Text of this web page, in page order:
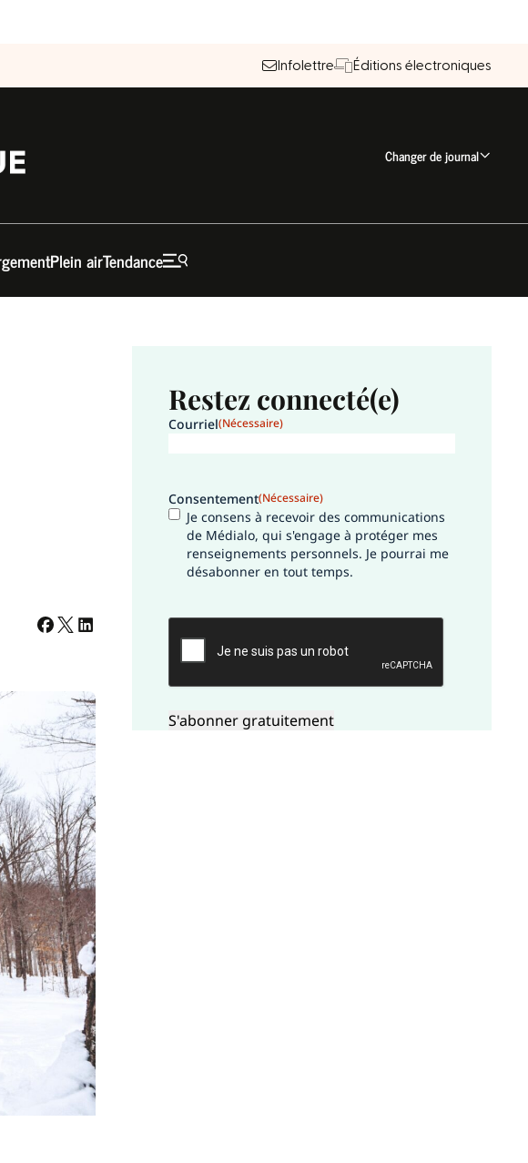
Infolettre Éditions électroniques
Changer de journal
Plein airTendance
Restez connecté(e)
Courriel(Nécessaire)
Consentement(Nécessaire)
Je consens à recevoir des communications
de Médialo, qui s'engage à protéger mes
renseignements personnels. Je pourrai me
désabonner en tout temps.
CAPTCHA